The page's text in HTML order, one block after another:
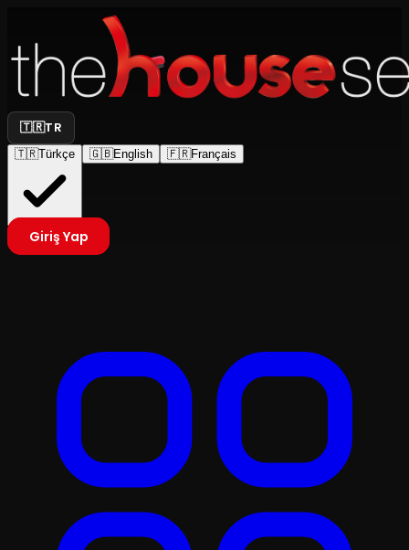
🇹🇷TR
🇹🇷Türkçe 🇬🇧English 🇫🇷Français
Giriş Yap